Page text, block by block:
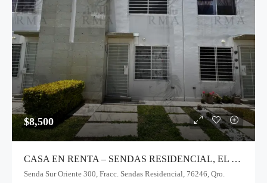
$8,500
CASA EN RENTA – SENDAS RESIDENCIAL, EL MARQUÉS
Senda Sur Oriente 300, Fracc. Sendas Residencial, 76246, Qro.